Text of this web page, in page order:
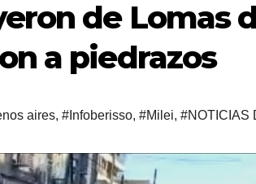
de Lomas
a piedrazos
aires, #Infoberisso, #Milei, #NOTICIAS